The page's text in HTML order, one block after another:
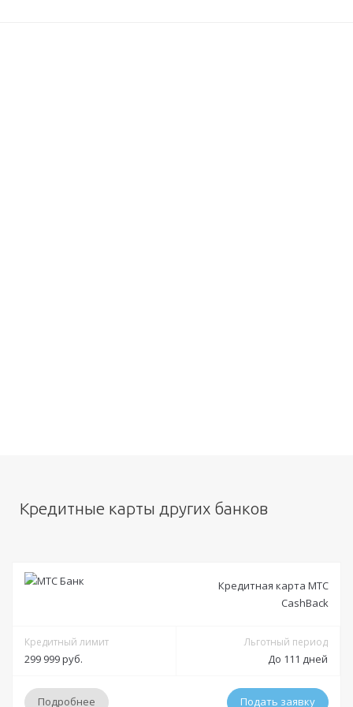
Кредитные карты других банков
Кредитная карта МТС
CashBack
Кредитный лимит
299 999 руб.
Льготный период
До 111 дней
Подробнее Подать заявку